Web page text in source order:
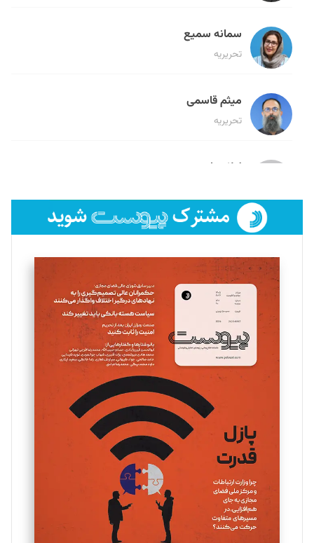
سمانه سمیع
تحریریه
میثم قاسمی
تحریریه
لیلا حنارود
فائزه فتحی رستمی
تحریریه
سروش کرمیان
تحریریه
مینا پاکدل
یسنا امان‌پور
تحریریه
ملینا جعفری
تحریریه